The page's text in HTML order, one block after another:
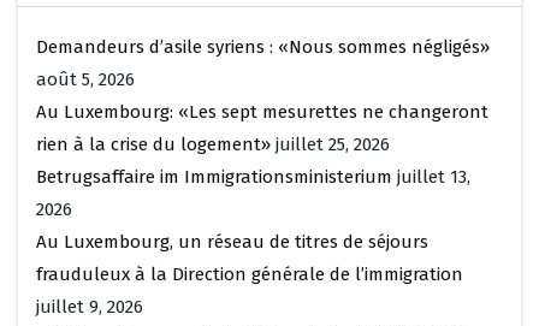
Demandeurs d’asile syriens : «Nous sommes négligés»
août 5, 2026
Au Luxembourg: «Les sept mesurettes ne changeront
rien à la crise du logement» juillet 25, 2026
Betrugsaffaire im Immigrationsministerium juillet 13,
2026
Au Luxembourg, un réseau de titres de séjours
frauduleux à la Direction générale de l’immigration
juillet 9, 2026